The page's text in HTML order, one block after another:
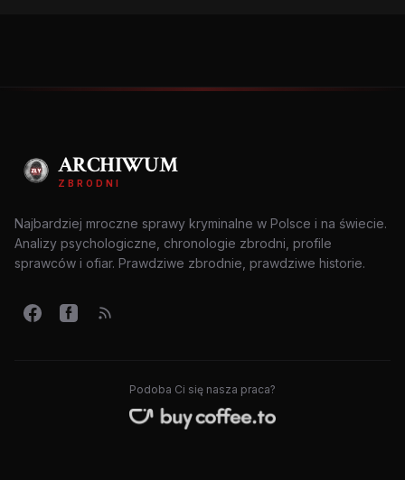
ARCHIWUM
ZBRODNI
Najbardziej mroczne sprawy kryminalne w Polsce i na świecie.
Analizy psychologiczne, chronologie zbrodni, profile
sprawców i ofiar. Prawdziwe zbrodnie, prawdziwe historie.
Podoba Ci się nasza praca?